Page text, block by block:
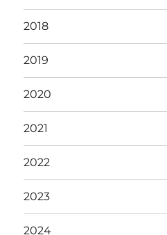
2018
2019
2020
2021
2022
2023
2024